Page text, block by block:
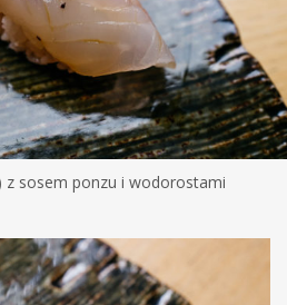
z sosem ponzu i wodorostami